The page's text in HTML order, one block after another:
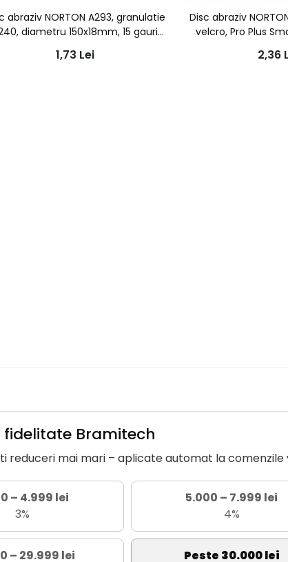
abraziv NORTON A293, granulatie
diametru 150x18mm, 15 gauri
aspiratie
1,73 Lei
Disc abraziv
velcro, Pro Plus
2,36
fidelitate Bramitech
mai mari – aplicate automat la comenzile
– 4.999 lei
3%
5.000 – 7.999 lei
4%
– 29.999 lei
Peste 30.000 lei